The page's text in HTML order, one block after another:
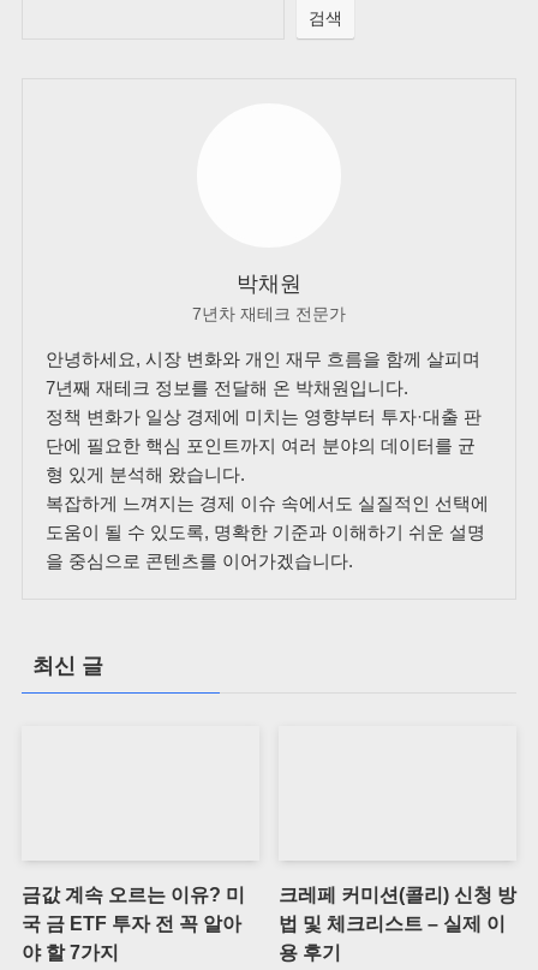
검색
박채원
7년차 재테크 전문가
안녕하세요, 시장 변화와 개인 재무 흐름을 함께 살피며
7년째 재테크 정보를 전달해 온 박채원입니다.
정책 변화가 일상 경제에 미치는 영향부터 투자·대출 판
단에 필요한 핵심 포인트까지 여러 분야의 데이터를 균
형 있게 분석해 왔습니다.
복잡하게 느껴지는 경제 이슈 속에서도 실질적인 선택에
도움이 될 수 있도록, 명확한 기준과 이해하기 쉬운 설명
을 중심으로 콘텐츠를 이어가겠습니다.
최신 글
금값 계속 오르는 이유? 미
국 금 ETF 투자 전 꼭 알아
야 할 7가지
크레페 커미션(콜리) 신청 방
법 및 체크리스트 – 실제 이
용 후기